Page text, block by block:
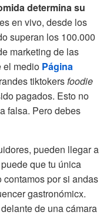
determina su
en vivo, desde los
superan los 100.000
marketing de las
el medio Página
tiktokersfoodie
pagados. Esto no
falsa. Pero debes
pueden llegar a
que tu única
por si andas
gastronómicx.
de una cámara